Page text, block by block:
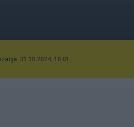
31.10.2024, 10:01